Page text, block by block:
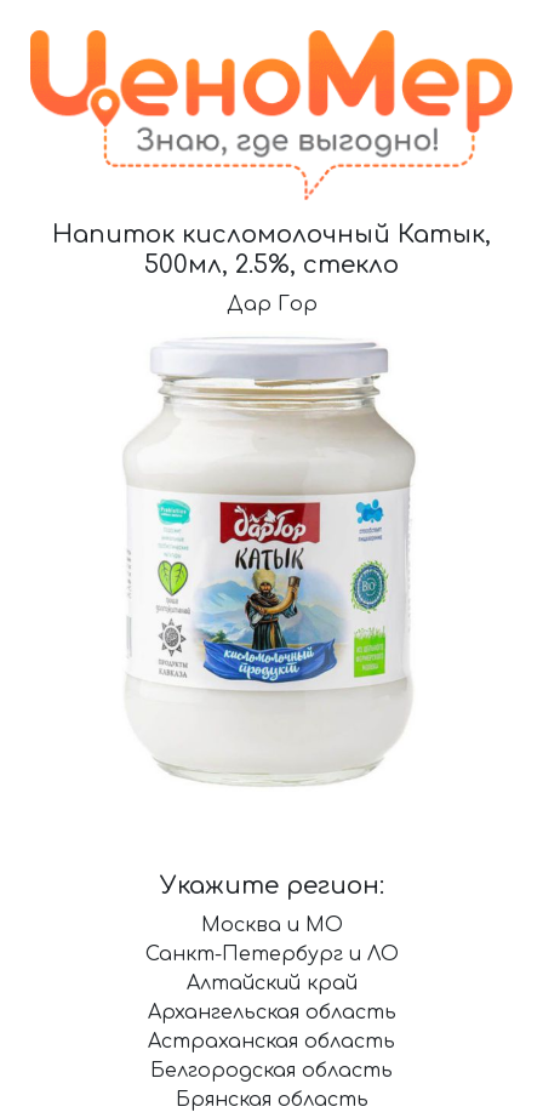
Напиток кисломолочный Катык,
500мл, 2.5%, стекло
Дар Гор
Укажите регион:
Москва и МО
Санкт-Петербург и ЛО
Алтайский край
Архангельская область
Астраханская область
Белгородская область
Брянская область